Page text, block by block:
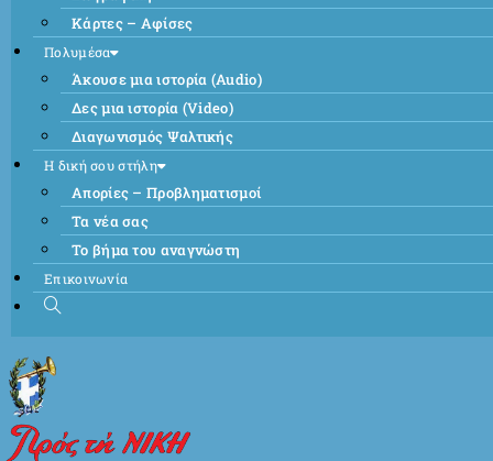
Κάρτες – Αφίσες
Πολυμέσα
Άκουσε μια ιστορία (Audio)
Δες μια ιστορία (Video)
Διαγωνισμός Ψαλτικής
Η δική σου στήλη
Απορίες – Προβληματισμοί
Τα νέα σας
Το βήμα του αναγνώστη
Επικοινωνία